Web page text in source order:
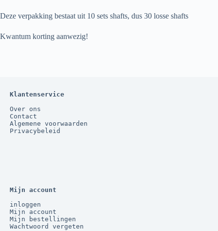
Deze verpakking bestaat uit 10 sets shafts, dus 30 losse shafts
Kwantum korting aanwezig!
Klantenservice
Over ons
Contact
Algemene voorwaarden
Privacybeleid
Mijn account
inloggen
Mijn account
Mijn bestellingen
Wachtwoord vergeten